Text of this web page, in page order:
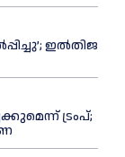
ഇല്‍തിജ
ട്രംപ്;